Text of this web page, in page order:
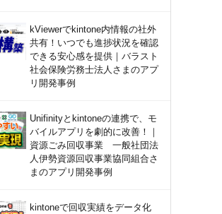
kViewerでkintone内情報の社外
共有！いつでも進捗状況を確認
できる安心感を提供｜バラスト
社会保険労務士法人さまのアプ
リ開発事例
Unifinityとkintoneの連携で、モ
バイルアプリを劇的に改善！｜
資源ごみ回収事業 一般社団法
人伊勢資源回収事業協同組合さ
まのアプリ開発事例
kintoneで回収実績をデータ化